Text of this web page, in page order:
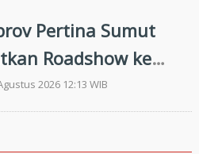
Publik Oleh
RI tahun 2026
Pertina Sumut
Roadshow ke
Tua, Konsolidasi
Pengkab Paluta
Jelang Porprovsu
2026 12:13 WIB